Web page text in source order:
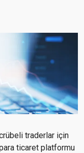
traderlar için
ticaret platformu